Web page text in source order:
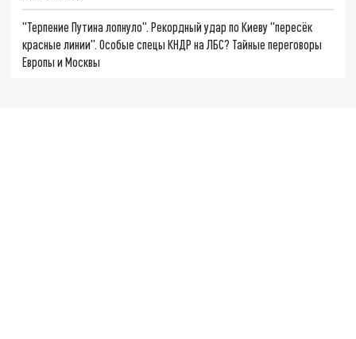
"Терпение Путина лопнуло". Рекордный удар по Киеву "пересёк
красные линии". Особые спецы КНДР на ЛБС? Тайные переговоры
Европы и Москвы